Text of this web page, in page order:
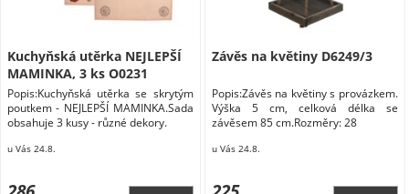
Kuchyňská utěrka NEJLEPŠÍ
MAMINKA, 3 ks O0231
Popis:Kuchyňská utěrka se skrytým
poutkem - NEJLEPŠÍ MAMINKA.Sada
obsahuje 3 kusy - různé dekory.
u Vás 24.8.
Závěs na květiny D6249/3
Popis:Závěs na květiny s provázkem.
Výška 5 cm, celková délka se
závěsem 85 cm.Rozměry: 28
u Vás 24.8.